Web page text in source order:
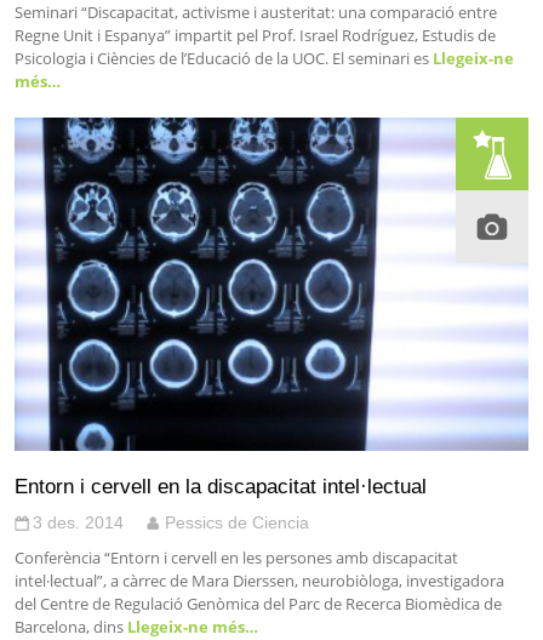
Seminari “Discapacitat, activisme i austeritat: una comparació entre
Regne Unit i Espanya” impartit pel Prof. Israel Rodríguez, Estudis de
Psicologia i Ciències de l’Educació de la UOC. El seminari es Llegeix-ne
més…
Entorn i cervell en la discapacitat intel·lectual
3 des. 2014 Pessics de Ciencia
Conferència “Entorn i cervell en les persones amb discapacitat
intel·lectual”, a càrrec de Mara Dierssen, neurobiòloga, investigadora
del Centre de Regulació Genòmica del Parc de Recerca Biomèdica de
Barcelona, dins Llegeix-ne més…